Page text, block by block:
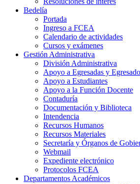
Bedelía
Portada
Ingreso a FCEA
Calendario de actividades
Cursos y exámenes
Gestión Administrativa
División Administrativa
Apoyo a Egresadas y
Apoyo a Estudiantes
Apoyo a la Función Docente
Contaduría
Documentación y Biblioteca
Intendencia
Recursos Humanos
Recursos Materiales
Secretaría y Órganos de
Webmail
Expediente electrónico
Protocolos FCEA
Departamentos Académicos